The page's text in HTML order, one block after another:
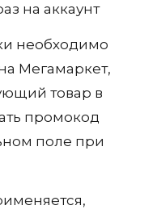
на аккаунт
необходимо
Мегамаркет,
товар в
промокод
поле при